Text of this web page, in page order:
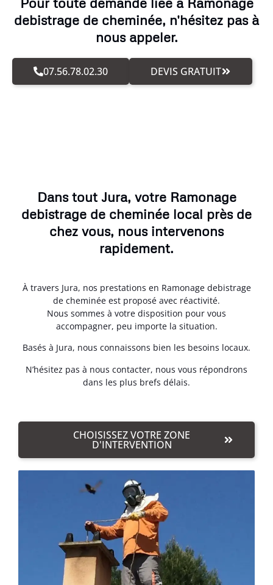
debistrage de cheminée, n'hésitez pas à
nous appeler.
07.56.78.02.30 DEVIS GRATUIT
Dans tout Jura, votre Ramonage
debistrage de cheminée local près de
chez vous, nous intervenons
rapidement.
À travers Jura, nos prestations en Ramonage debistrage
de cheminée est proposé avec réactivité.
Nous sommes à votre disposition pour vous
accompagner, peu importe la situation.
Basés à Jura, nous connaissons bien les besoins locaux.
N’hésitez pas à nous contacter, nous vous répondrons
dans les plus brefs délais.
CHOISISSEZ VOTRE ZONE
D'INTERVENTION